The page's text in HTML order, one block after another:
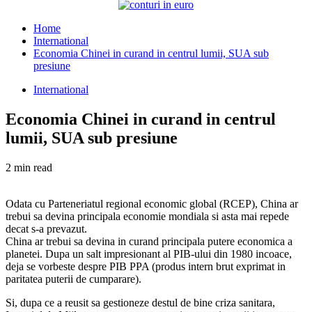
Home
International
Economia Chinei in curand in centrul lumii, SUA sub
presiune
International
Economia Chinei in curand in centrul
lumii, SUA sub presiune
2 min read
Odata cu Parteneriatul regional economic global (RCEP), China ar
trebui sa devina principala economie mondiala si asta mai repede
decat s-a prevazut.
China ar trebui sa devina in curand principala putere economica a
planetei. Dupa un salt impresionant al PIB-ului din 1980 incoace,
deja se vorbeste despre PIB PPA (produs intern brut exprimat in
paritatea puterii de cumparare).
Si, dupa ce a reusit sa gestioneze destul de bine criza sanitara,